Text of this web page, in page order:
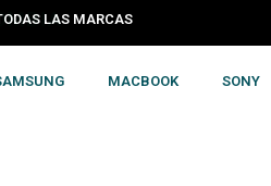
TODAS LAS MARCAS
MACBOOK SONY